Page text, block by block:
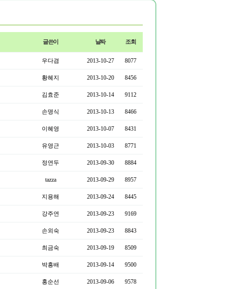
글쓴이 날짜 조회
우다겸 2013-10-27 8077
황혜지 2013-10-20 8456
김효준 2013-10-14 9112
손명식 2013-10-13 8466
이혜영 2013-10-07 8431
유영근 2013-10-03 8771
정연두 2013-09-30 8884
tazza 2013-09-29 8957
지용해 2013-09-24 8445
강주연 2013-09-23 9169
손외숙 2013-09-23 8843
최금숙 2013-09-19 8509
박흥배 2013-09-14 9500
홍순선 2013-09-06 9578